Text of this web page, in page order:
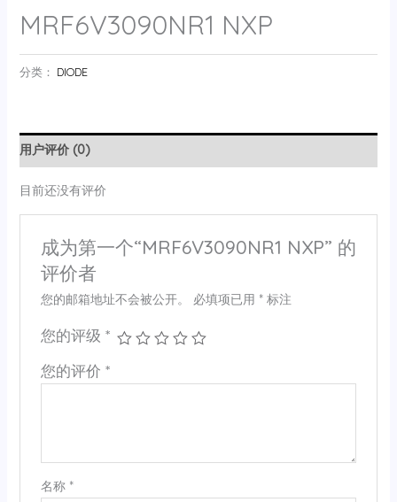
MRF6V3090NR1 NXP
分类： DIODE
用户评价 (0)
目前还没有评价
成为第一个“MRF6V3090NR1 NXP” 的
评价者
您的邮箱地址不会被公开。 必填项已用 *标注
您的评级 *
您的评价 *
名称 *